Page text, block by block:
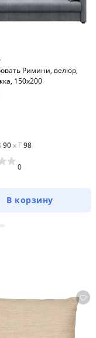
Римини, велюр,
150х200
90x Г98
0
В корзину